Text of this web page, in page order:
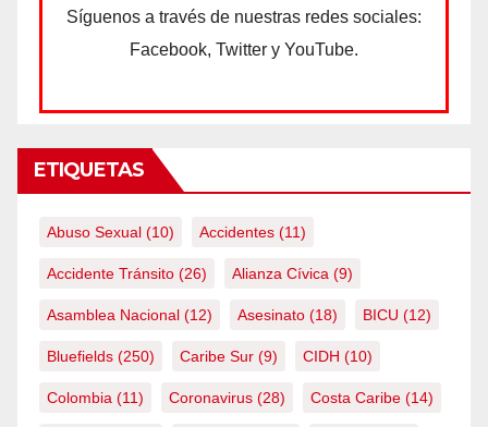
Síguenos a través de nuestras redes sociales:
Facebook, Twitter y YouTube.
ETIQUETAS
Abuso Sexual (10) Accidentes (11)
Accidente Tránsito (26) Alianza Cívica (9)
Asamblea Nacional (12) Asesinato (18) BICU (12)
Bluefields (250) Caribe Sur (9) CIDH (10)
Colombia (11) Coronavirus (28) Costa Caribe (14)